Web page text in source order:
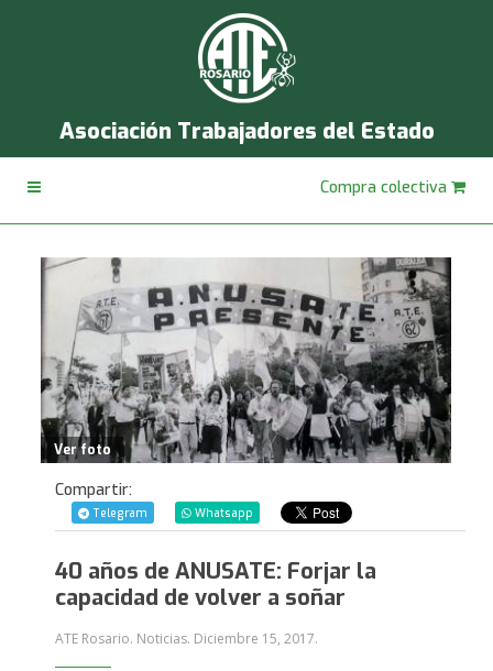
Asociación Trabajadores del Estado
Compra colectiva
Ver foto
Compartir:
Telegram Whatsapp
40 años de ANUSATE: Forjar la
capacidad de volver a soñar
ATE Rosario. Noticias. Diciembre 15, 2017.